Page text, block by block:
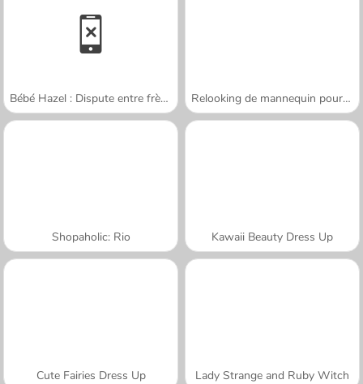
Bébé Hazel : Dispute entre frère et sœur Relooking de mannequin pour l'hiver
Shopaholic: Rio Kawaii Beauty Dress Up
Cute Fairies Dress Up Lady Strange and Ruby Witch